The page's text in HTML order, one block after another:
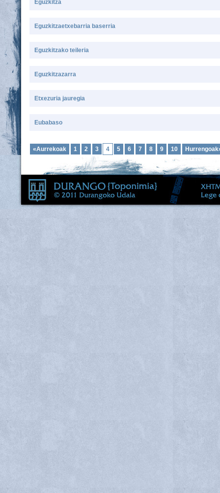
Eguzkitza
Eguzkitzaetxebarria baserria
Eguzkitzako teileria
Eguzkitzazarra
Etxezuria jauregia
Eubabaso
«Aurrekoak 1 2 3 4 5 6 7 8 9 10